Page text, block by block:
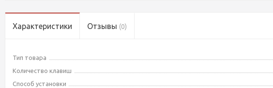
Характеристики Отзывы (0)
Тип товара
Количество клавиш
Способ установки